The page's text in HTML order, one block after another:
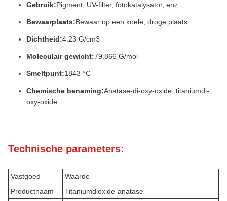
Gebruik:Pigment, UV-filter, fotokatalysator, enz.
Bewaarplaats:Bewaar op een koele, droge plaats
Dichtheid:4.23 G/cm3
Moleculair gewicht:79.866 G/mol
Smeltpunt:1843 °C
Chemische benaming:Anatase-di-oxy-oxide, titaniumdi-
oxy-oxide
Technische parameters:
Vastgoed
Waarde
Productnaam
Titaniumdioxide-anatase